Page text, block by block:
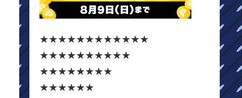
★★★★★★★★★★★★
★★★★★★★★★★
★★★★★★★★
★★★★★★